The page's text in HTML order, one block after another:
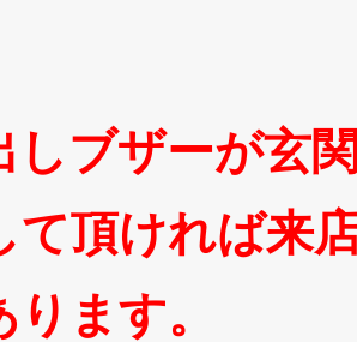
しブザーが玄
て頂ければ来
ます。